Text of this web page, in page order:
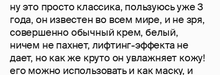
ну это просто классика, пользуюсь уже 3
года, он известен во всем мире, и не зря,
совершенно обычный крем, белый,
ничем не пахнет, лифтинг-эффекта не
дает, но как же круто он увлажняет кожу!
его можно использовать и как маску, и